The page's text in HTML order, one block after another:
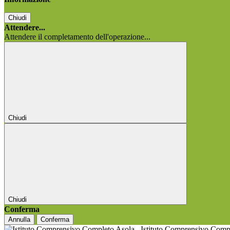
Chiudi
Attendere...
Attendere il completamento dell'operazione...
Chiudi
Chiudi
Conferma
Annulla Conferma